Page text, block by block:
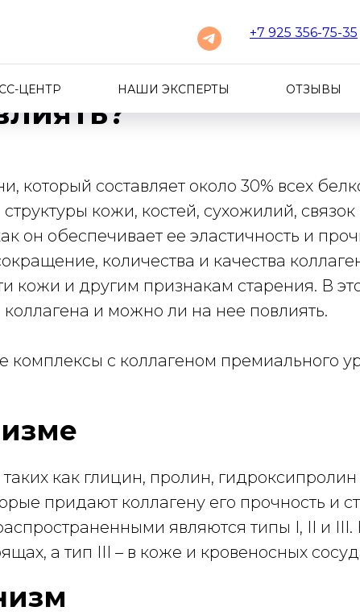
+7 925 356-75-35
ЦЕНТР НАШИ ЭКСПЕРТЫ ОТЗЫВЫ
и можно ли
который составляет около 30% всех
кожи, костей, сухожилий, связок
он обеспечивает ее эластичность и
количества и качества
кожи и другим признакам старения. В
и можно ли на нее повлиять.
с коллагеном премиального
как глицин, пролин,
придают коллагену его прочность и
являются типы I, II и III.
а тип III – в коже и кровеносных